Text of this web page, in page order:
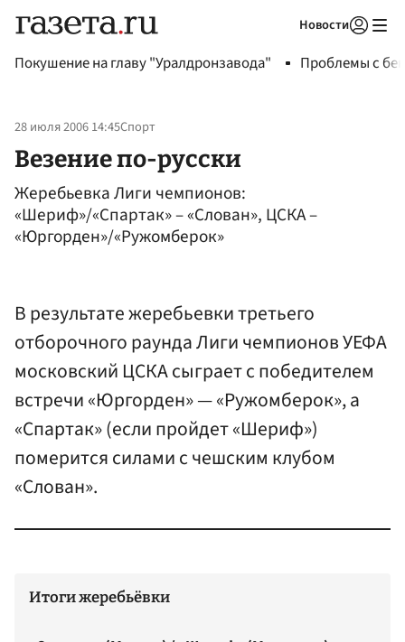
Новости
Покушение на главу "Уралдронзавода" Проблемы с
28 июля 2006 14:45Спорт
Везение по-русски
Жеребьевка Лиги чемпионов:
«Шериф»/«Спартак» – «Слован», ЦСКА –
«Юргорден»/«Ружомберок»
В результате жеребьевки третьего
отборочного раунда Лиги чемпионов УЕФА
московский ЦСКА сыграет с победителем
встречи «Юргорден» — «Ружомберок», а
«Спартак» (если пройдет «Шериф»)
померится силами с чешским клубом
«Слован».
Итоги жеребьёвки